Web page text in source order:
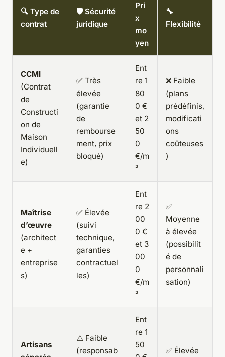
🔍 Type de
contrat
🛡️ Sécurité
juridique
Pri
x
mo
yen
🔧
Flexibilité
CCMI
(Contrat
de
Constructi
on de
Maison
Individuell
e)
✅ Très
élevée
(garantie
de
rembourse
ment, prix
bloqué)
Ent
re 1
80
0 €
et 2
50
0
€/m
²
❌ Faible
(plans
prédéfinis,
modificati
ons
coûteuses
)
Maîtrise
d’œuvre
(architect
e +
entreprise
s)
✅ Élevée
(suivi
technique,
garanties
contractuel
les)
Ent
re 2
00
0 €
et 3
00
0
€/m
²
✅
Moyenne
à élevée
(possibilit
é de
personnali
sation)
Artisans
⚠️ Faible
(responsab
Ent
re 1
50
✅ Élevée